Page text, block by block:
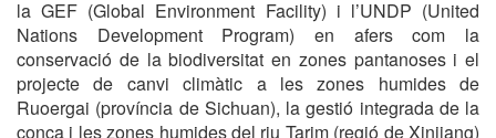
la GEF (Global Environment Facility) i l’UNDP (United
Nations Development Program) en afers com la
conservació de la biodiversitat en zones pantanoses i el
projecte de canvi climàtic a les zones humides de
Ruoergai (província de Sichuan), la gestió integrada de la
conca i les zones humides del riu Tarim (regió de Xinjiang)